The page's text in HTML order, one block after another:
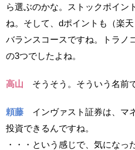
ら選ぶのかな。ストックポイン
ね。そして、dポイントも（楽
バランスコースですね。トラノ
の3つでしたよね。
高山 そうそう。そういう名前
頼藤 インヴァスト証券は、マ
投資できるんですね。
・・・という感じで、気になっ